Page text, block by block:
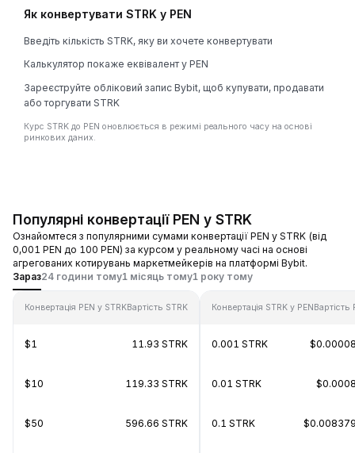
Як конвертувати STRK у PEN
Введіть кількість STRK, яку ви хочете конвертувати
Калькулятор покаже еквівалент у PEN
Зареєструйте обліковий запис Bybit, щоб купувати, продавати
або торгувати STRK
Курс STRK до PEN оновлюється в режимі реального часу на основі
ринкових даних.
Популярні конвертації PEN у STRK
Ознайомтеся з популярними сумами конвертації PEN у STRK (від
0,001 PEN до 100 PEN) за курсом у реальному часі на основі
агрегованих котирувань маркетмейкерів на платформі Bybit.
Зараз24 години тому1 місяць тому1 року тому
Конвертація PEN у STRKВартість STRK
$1 11.93 STRK
$10 119.33 STRK
$50 596.66 STRK
Конвертація STRK у PENВартість
0.001 STRK
0.01 STRK
0.1 STRK